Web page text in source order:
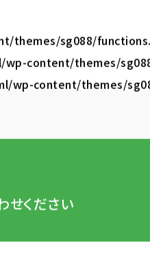
themes/sg088/
content/themes/
wp-content/themes/
せください